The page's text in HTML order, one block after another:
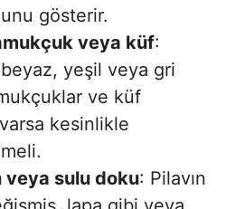
gösterir.
veya küf:
yeşil veya gri
ve küf
kesinlikle
veya sulu doku: Pilavın